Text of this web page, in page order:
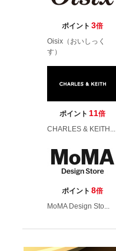
ポイント 3倍
Oisix（おいしっく
す）
ポイント 11倍
CHARLES & KEITH...
ポイント 8倍
MoMA Design Sto...